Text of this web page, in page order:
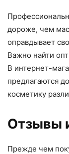
дороже, чем
оправдывает
Важно найти
В интернет-
предлагаются
косметику
Отзывы
Прежде чем